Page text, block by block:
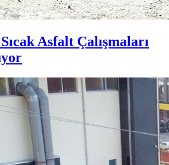
Asfalt Çalışmaları